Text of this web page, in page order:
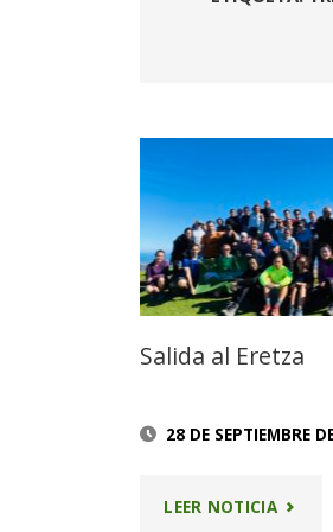
Salida al Eretza
28 DE SEPTIEMBRE
LEER NOTICIA"SALIDA